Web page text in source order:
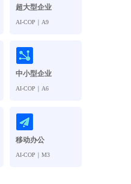
超大型企业
AI-COP｜A9
中小型企业
AI-COP｜A6
移动办公
AI-COP｜M3